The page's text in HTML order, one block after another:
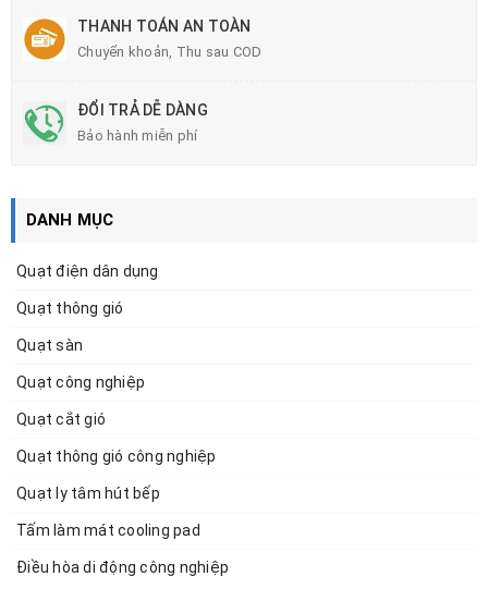
THANH TOÁN AN TOÀN
Chuyển khoản, Thu sau COD
ĐỔI TRẢ DỄ DÀNG
Bảo hành miễn phí
DANH MỤC
Quạt điện dân dụng
Quạt thông gió
Quạt sàn
Quạt công nghiệp
Quạt cắt gió
Quạt thông gió công nghiệp
Quạt ly tâm hút bếp
Tấm làm mát cooling pad
Điều hòa di động công nghiệp